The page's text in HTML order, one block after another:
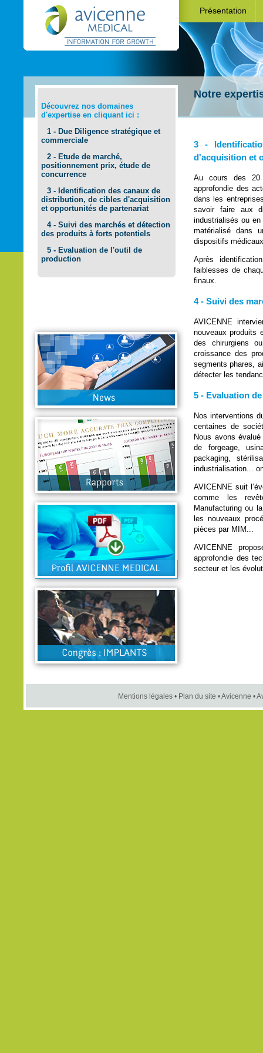
Présentation
Notre
3 -
d'acquisition et
Au cours des 20
approfondie des
dans les
savoir faire aux
industrialisés ou
matérialisé dans
dispositifs
Après
faiblesses de
finaux.
4 - Suivi des
AVICENNE
nouveaux produits
des chirurgiens
croissance des
segments phares,
détecter les
5 - Evaluation
Nos interventions
centaines de
Nous avons
de forgeage,
packaging,
industrialisation...
AVICENNE suit
comme les
Manufacturing ou
les nouveaux
pièces par MIM...
AVICENNE
approfondie des
secteur et les
Découvrez nos domaines
d'expertise en cliquant ici :
1 - Due Diligence stratégique et
commerciale
2 - Etude de marché,
positionnement prix, étude de
concurrence
3 - Identification des canaux de
distribution, de cibles d'acquisition
et opportunités de partenariat
4 - Suivi des marchés et détection
des produits à forts potentiels
5 - Evaluation de l'outil de
production
Mentions légales • Plan du site •Avicenne •